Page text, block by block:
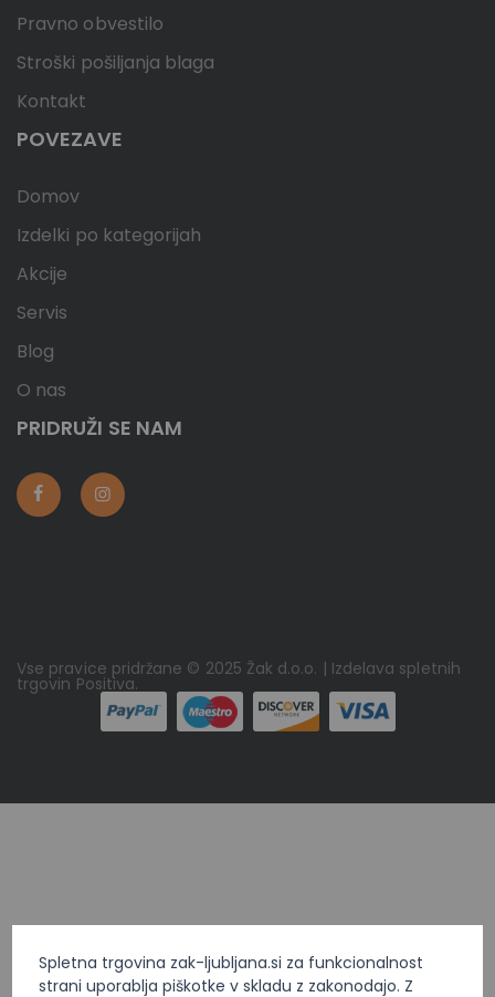
Spletna trgovina zak-ljubljana.si za funkcionalnost
strani uporablja piškotke v skladu z zakonodajo. Z
Pravno obvestilo
Stroški pošiljanja blaga
Kontakt
POVEZAVE
Domov
Izdelki po kategorijah
Akcije
Servis
Blog
O nas
PRIDRUŽI SE NAM
Vse pravice pridržane © 2025 Žak d.o.o. | Izdelava spletnih
trgovin Positiva.